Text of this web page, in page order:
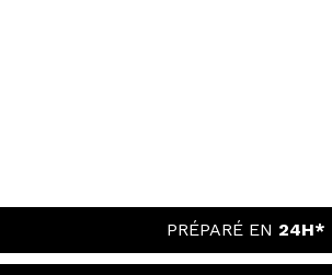
PRÉPARÉ EN 24H*